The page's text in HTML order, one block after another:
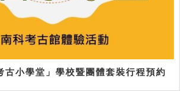
古小學堂」學校暨團體套裝行程預約